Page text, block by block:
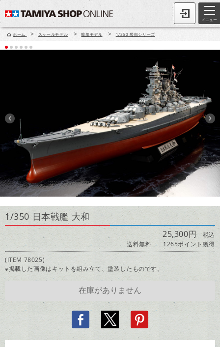
メニュー
ホーム > スケールモデル > 艦船モデル > 1/350 艦船シリーズ
1/350 日本戦艦 大和
25,300円 税込
送料無料
1265ポイント獲得
(ITEM 78025)
※掲載した画像はキットを組み立て、塗装したものです。